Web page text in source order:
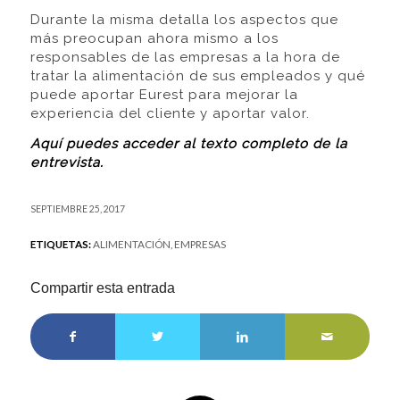
Durante la misma detalla los aspectos que
más preocupan ahora mismo a los
responsables de las empresas a la hora de
tratar la alimentación de sus empleados y qué
puede aportar Eurest para mejorar la
experiencia del cliente y aportar valor.
Aquí puedes acceder al texto completo de la
entrevista.
SEPTIEMBRE 25, 2017
ETIQUETAS: ALIMENTACIÓN EMPRESAS
Compartir esta entrada